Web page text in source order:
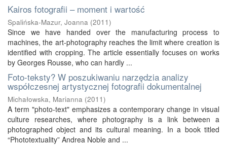
Kairos fotografii – moment i wartość
Spalińska-Mazur, Joanna (2011)
Since we have handed over the manufacturing process to
machines, the art-photography reaches the limit where creation is
identified with cropping. The article essentially focuses on works
by Georges Rousse, who can hardly ...
Foto-teksty? W poszukiwaniu narzędzia analizy
współczesnej artystycznej fotografii dokumentalnej
Michałowska, Marianna (2011)
A term "photo-text" emphasizes a contemporary change in visual
culture researches, where photography is a link between a
photographed object and its cultural meaning. In a book titled
“Phototextuality” Andrea Noble and ...